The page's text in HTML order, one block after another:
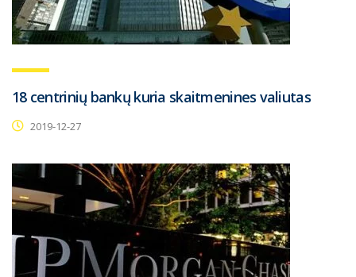
18 centrinių bankų kuria skaitmenines valiutas
2019-12-27